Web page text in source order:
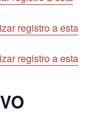
registro a esta
registro a esta